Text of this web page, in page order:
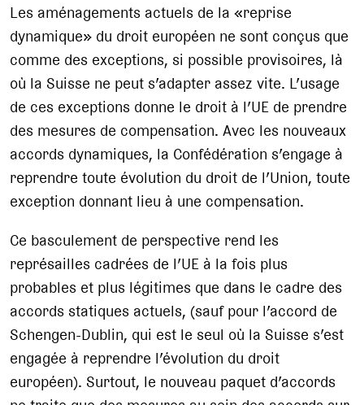
Les aménagements actuels de la «reprise
dynamique» du droit européen ne sont conçus que
comme des exceptions, si possible provisoires, là
où la Suisse ne peut s’adapter assez vite. L’usage
de ces exceptions donne le droit à l’UE de prendre
des mesures de compensation. Avec les nouveaux
accords dynamiques, la Confédération s’engage à
reprendre toute évolution du droit de l’Union, toute
exception donnant lieu à une compensation.
Ce basculement de perspective rend les
représailles cadrées de l’UE à la fois plus
probables et plus légitimes que dans le cadre des
accords statiques actuels, (sauf pour l’accord de
Schengen-Dublin, qui est le seul où la Suisse s’est
engagée à reprendre l’évolution du droit
européen). Surtout, le nouveau paquet d’accords